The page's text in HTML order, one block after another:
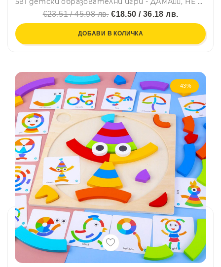
€23.51 / 45.98 лв.€18.50 / 36.18 лв.
ДОБАВИ В КОЛИЧКА
-43%